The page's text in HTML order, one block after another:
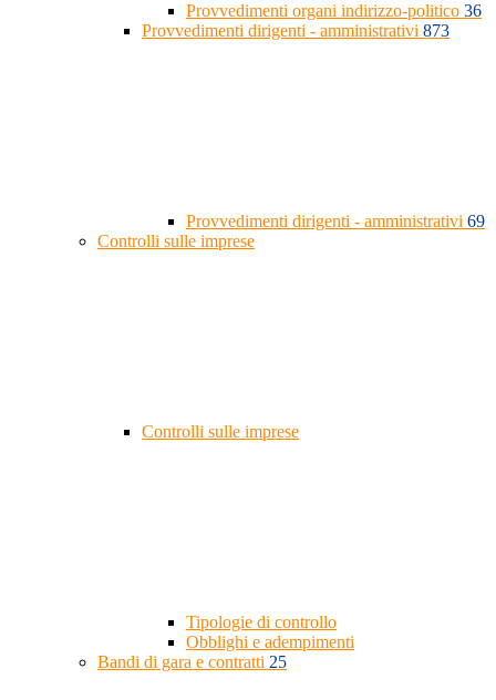
Provvedimenti organi indirizzo-politico 36
Provvedimenti dirigenti - amministrativi 873
Provvedimenti dirigenti - amministrativi 69
Controlli sulle imprese
Controlli sulle imprese
Tipologie di controllo
Obblighi e adempimenti
Bandi di gara e contratti 25